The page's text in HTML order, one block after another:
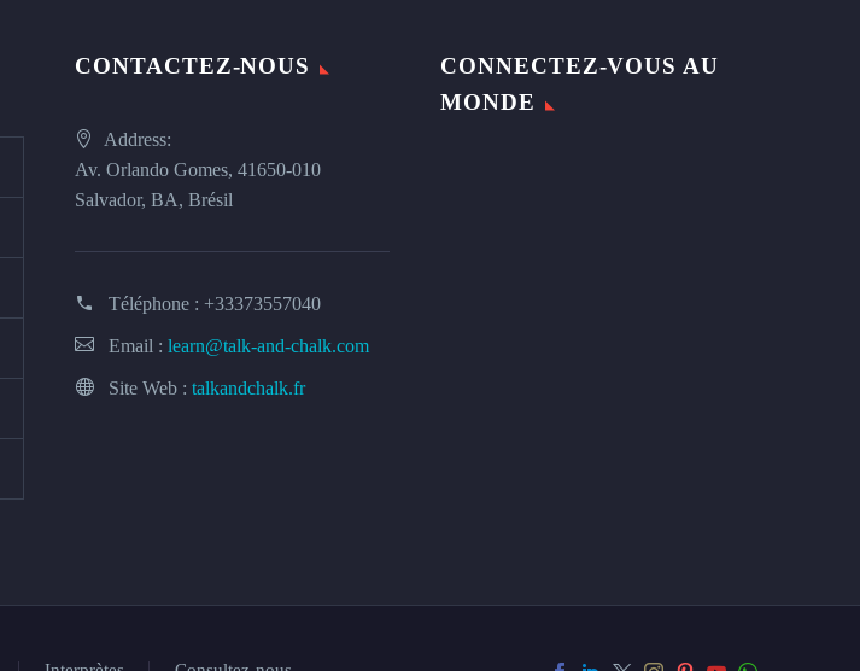
CONTACTEZ-NOUS
Address:
Av. Orlando Gomes, 41650-010
Salvador, BA, Brésil
Téléphone : +33373557040
Email : learn@talk-and-chalk.com
Site Web : talkandchalk.fr
CONNECTEZ-VOUS AU
MONDE